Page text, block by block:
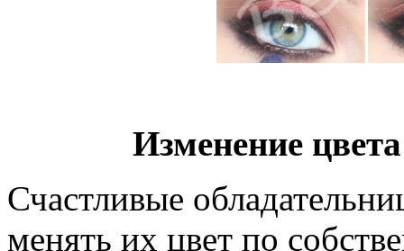
Изменение
Счастливые
менять их цвет по